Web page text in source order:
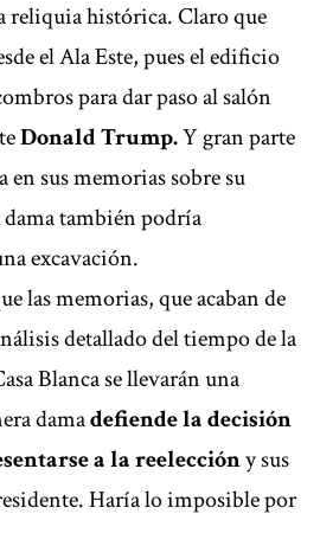
reliquia histórica. Claro que
el Ala Este, pues el edificio
para dar paso al salón
Donald Trump.Y gran parte
en sus memorias sobre su
también podría
excavación.
las memorias, que acaban de
detallado del tiempo de la
Blanca se llevarán una
damadefiende la decisión
a la reeleccióny sus
Haría lo imposible por